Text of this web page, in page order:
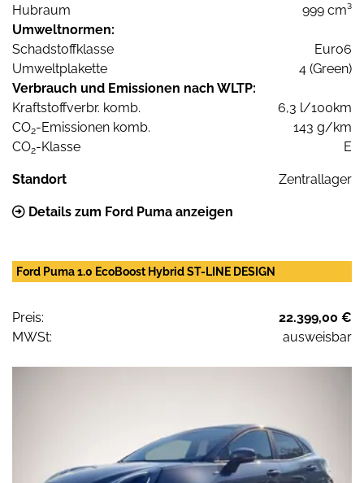
Hubraum
999 cm³
Umweltnormen:
Schadstoffklasse
Euro6
Umweltplakette
4 (Green)
Verbrauch und Emissionen nach WLTP:
Kraftstoffverbr. komb.
6,3 l/100km
CO2-Emissionen komb.
143 g/km
CO2-Klasse E
Standort Zentrallager
Details zum Ford Puma anzeigen
Ford Puma 1.0 EcoBoost Hybrid ST-LINE DESIGN
Preis:
22.399,00 €
MWSt:
ausweisbar